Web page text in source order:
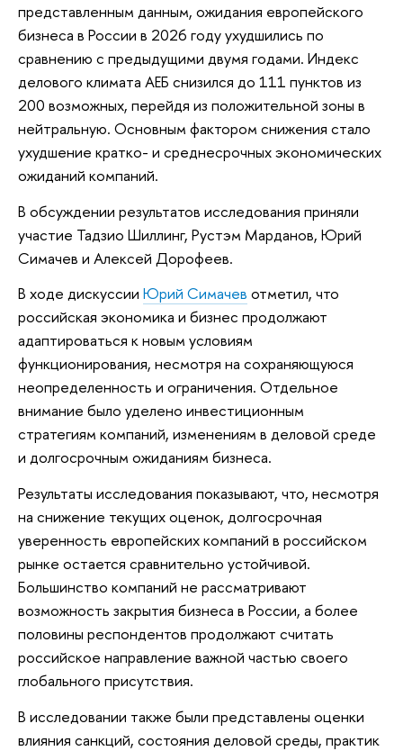
представленным данным, ожидания европейского
бизнеса в России в 2026 году ухудшились по
сравнению с предыдущими двумя годами. Индекс
делового климата АЕБ снизился до 111 пунктов из
200 возможных, перейдя из положительной зоны в
нейтральную. Основным фактором снижения стало
ухудшение кратко- и среднесрочных экономических
ожиданий компаний.
В обсуждении результатов исследования приняли
участие Тадзио Шиллинг, Рустэм Марданов, Юрий
Симачев и Алексей Дорофеев.
В ходе дискуссии Юрий Симачев отметил, что
российская экономика и бизнес продолжают
адаптироваться к новым условиям
функционирования, несмотря на сохраняющуюся
неопределенность и ограничения. Отдельное
внимание было уделено инвестиционным
стратегиям компаний, изменениям в деловой среде
и долгосрочным ожиданиям бизнеса.
Результаты исследования показывают, что, несмотря
на снижение текущих оценок, долгосрочная
уверенность европейских компаний в российском
рынке остается сравнительно устойчивой.
Большинство компаний не рассматривают
возможность закрытия бизнеса в России, а более
половины респондентов продолжают считать
российское направление важной частью своего
глобального присутствия.
В исследовании также были представлены оценки
влияния санкций, состояния деловой среды, практик